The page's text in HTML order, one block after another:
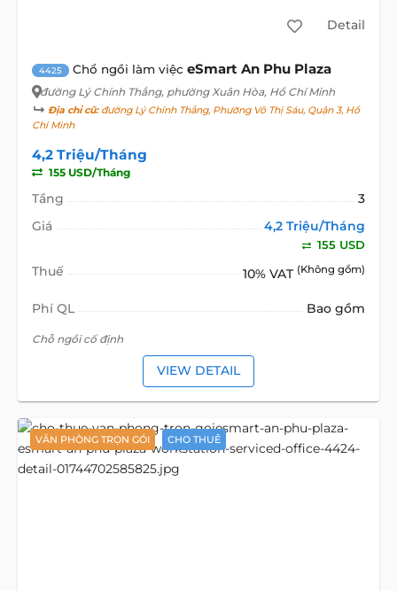
Detail
4425 Chổ ngồi làm việc eSmart An Phu Plaza
đường Lý Chính Thắng, phường Xuân Hòa, Hồ Chí Minh
Địa chỉ cũ:đường Lý Chính Thắng, Phường Võ Thị Sáu, Quận 3, Hồ
Chí Minh
4,2 Triệu/Tháng
155 USD/Tháng
Tầng
3
Giá
4,2 Triệu/Tháng
155 USD
Thuế 10% VAT (Không gồm)
Phí QL Bao gồm
Chỗ ngồi cố định
VIEW DETAIL
VĂN PHÒNG TRỌN GÓI CHO THUÊ